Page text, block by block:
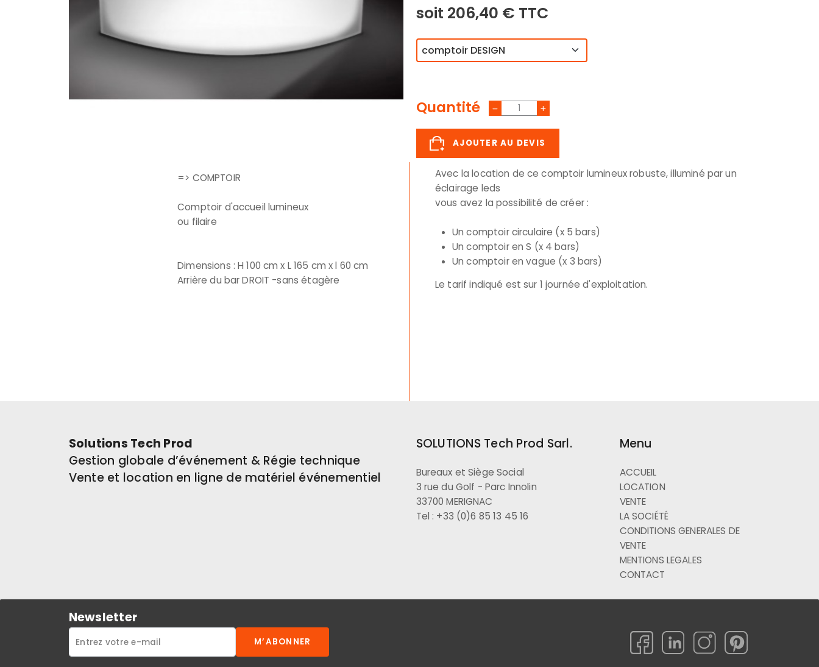
soit 206,40 € TTC
Quantité
AJOUTER AU DEVIS
=> COMPTOIR
Comptoir d'accueil lumineux
ou filaire
Dimensions : H 100 cm x L 165 cm x l 60 cm
Arrière du bar DROIT -sans étagère
Avec la location de ce comptoir lumineux robuste, illuminé par un
éclairage leds
vous avez la possibilité de créer :
Un comptoir circulaire (x 5 bars)
Un comptoir en S (x 4 bars)
Un comptoir en vague (x 3 bars)
Le tarif indiqué est sur 1 journée d'exploitation.
Solutions Tech Prod
Gestion globale d’événement & Régie technique
Vente et location en ligne de matériel événementiel
SOLUTIONS Tech Prod Sarl.
Bureaux et Siège Social
3 rue du Golf - Parc Innolin
33700 MERIGNAC
Tel : +33 (0)6 85 13 45 16
Menu
ACCUEIL
LOCATION
VENTE
LA SOCIÉTÉ
CONDITIONS GENERALES DE
VENTE
MENTIONS LEGALES
CONTACT
Newsletter
M’ABONNER